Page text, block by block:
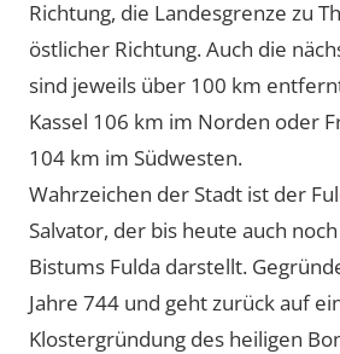
Richtung, die Landesgrenze zu
östlicher Richtung. Auch die
sind jeweils über 100 km
Kassel 106 km im Norden oder
104 km im Südwesten.
Wahrzeichen der Stadt ist der
Salvator, der bis heute auch
Bistums Fulda darstellt.
Jahre 744 und geht zurück auf
Klostergründung des heiligen